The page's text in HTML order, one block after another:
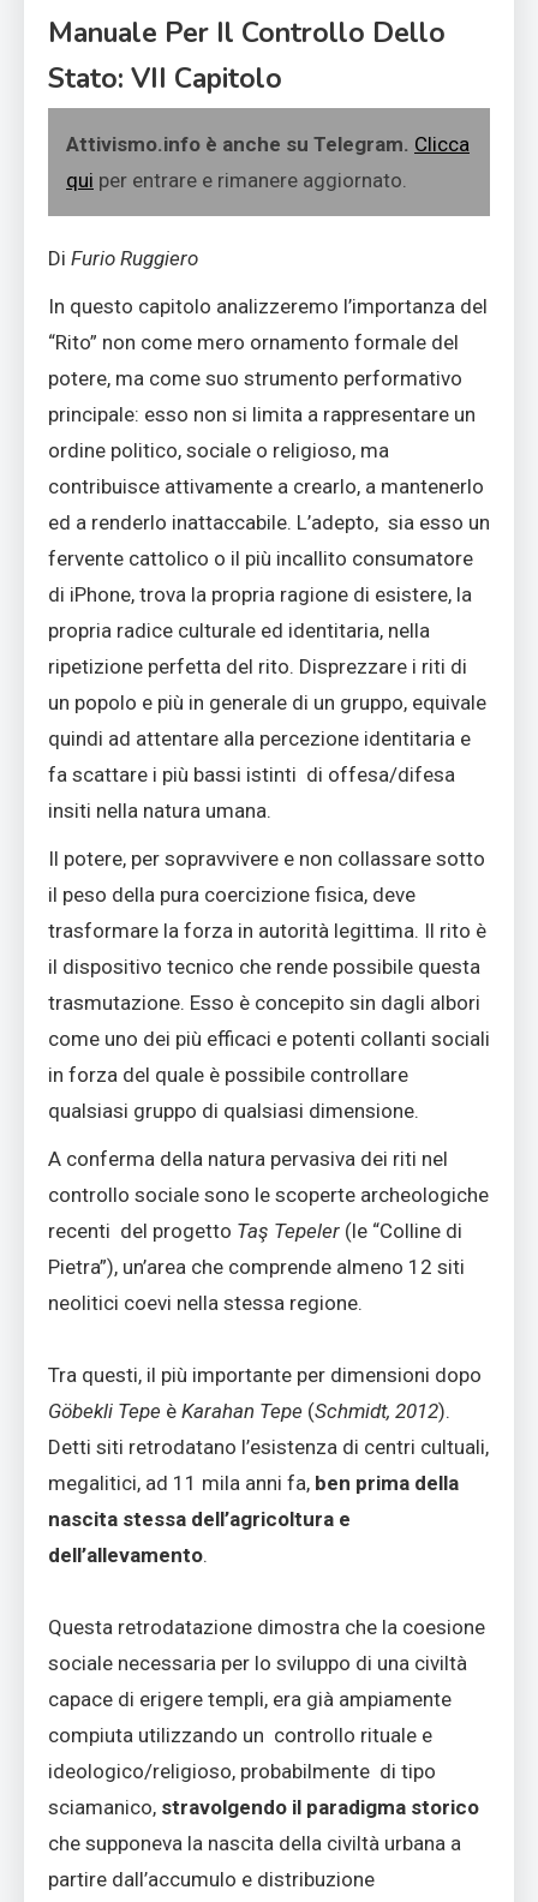
Manuale Per Il Controllo Dello
Stato: VII Capitolo
Attivismo.info è anche su Telegram. Clicca
qui per entrare e rimanere aggiornato.
Di Furio Ruggiero
In questo capitolo analizzeremo l’importanza del
“Rito” non come mero ornamento formale del
potere, ma come suo strumento performativo
principale: esso non si limita a rappresentare un
ordine politico, sociale o religioso, ma
contribuisce attivamente a crearlo, a mantenerlo
ed a renderlo inattaccabile. L’adepto, sia esso un
fervente cattolico o il più incallito consumatore
di iPhone, trova la propria ragione di esistere, la
propria radice culturale ed identitaria, nella
ripetizione perfetta del rito. Disprezzare i riti di
un popolo e più in generale di un gruppo, equivale
quindi ad attentare alla percezione identitaria e
fa scattare i più bassi istinti di offesa/difesa
insiti nella natura umana.
Il potere, per sopravvivere e non collassare sotto
il peso della pura coercizione fisica, deve
trasformare la forza in autorità legittima. Il rito è
il dispositivo tecnico che rende possibile questa
trasmutazione. Esso è concepito sin dagli albori
come uno dei più efficaci e potenti collanti sociali
in forza del quale è possibile controllare
qualsiasi gruppo di qualsiasi dimensione.
A conferma della natura pervasiva dei riti nel
controllo sociale sono le scoperte archeologiche
recenti del progetto Taş Tepeler (le “Colline di
Pietra”), un’area che comprende almeno 12 siti
neolitici coevi nella stessa regione.
Tra questi, il più importante per dimensioni dopo
Göbekli Tepe è Karahan Tepe (Schmidt, 2012).
Detti siti retrodatano l’esistenza di centri cultuali,
megalitici, ad 11 mila anni fa, ben prima della
nascita stessa dell’agricoltura e
dell’allevamento.
Questa retrodatazione dimostra che la coesione
sociale necessaria per lo sviluppo di una civiltà
capace di erigere templi, era già ampiamente
compiuta utilizzando un controllo rituale e
ideologico/religioso, probabilmente di tipo
sciamanico, stravolgendo il paradigma storico
che supponeva la nascita della civiltà urbana a
partire dall’accumulo e distribuzione